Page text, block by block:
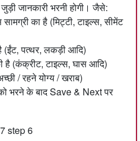
जानकारी भरनी होगी। जैसे:
का है (मिट्टी, टाइल्स, सीमेंट
(ईंट, पत्थर, लकड़ी आदि)
है (कंक्रीट, टाइल्स, घास आदि)
/ रहने योग्य / खराब)
भरने के बाद Save & Next पर